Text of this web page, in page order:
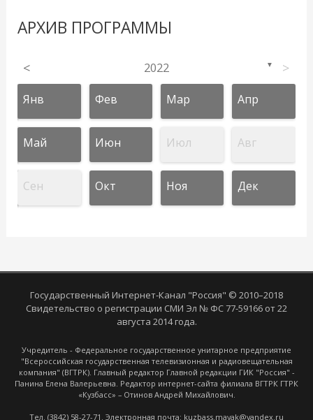
АРХИВ ПРОГРАММЫ
< 2022 ▼ >
Янв Фев Мар Апр
Май Июн Июл Авг
Сен Окт Ноя Дек
Государственный Интернет-Канал "Россия" © 2010–2018
Свидетельство о регистрации СМИ Эл № ФС 77-59166 от 22
августа 2014 года.
Учредитель - Федеральное государственное унитарное предприятие
"Всероссийская государственная телевизионная и радиовещательная
компания" (ВГТРК). Главный редактор Главной редакции ГИК "Россия" -
Панина Елена Валерьевна. Редактор интернет-сайта филиала ВГТРК ГТРК
«Кузбасс» – Отинов Андрей Михайлович.
Тел. (3842) 58-27-71. Электронная почта: kuzbass.mayak@yandex.ru